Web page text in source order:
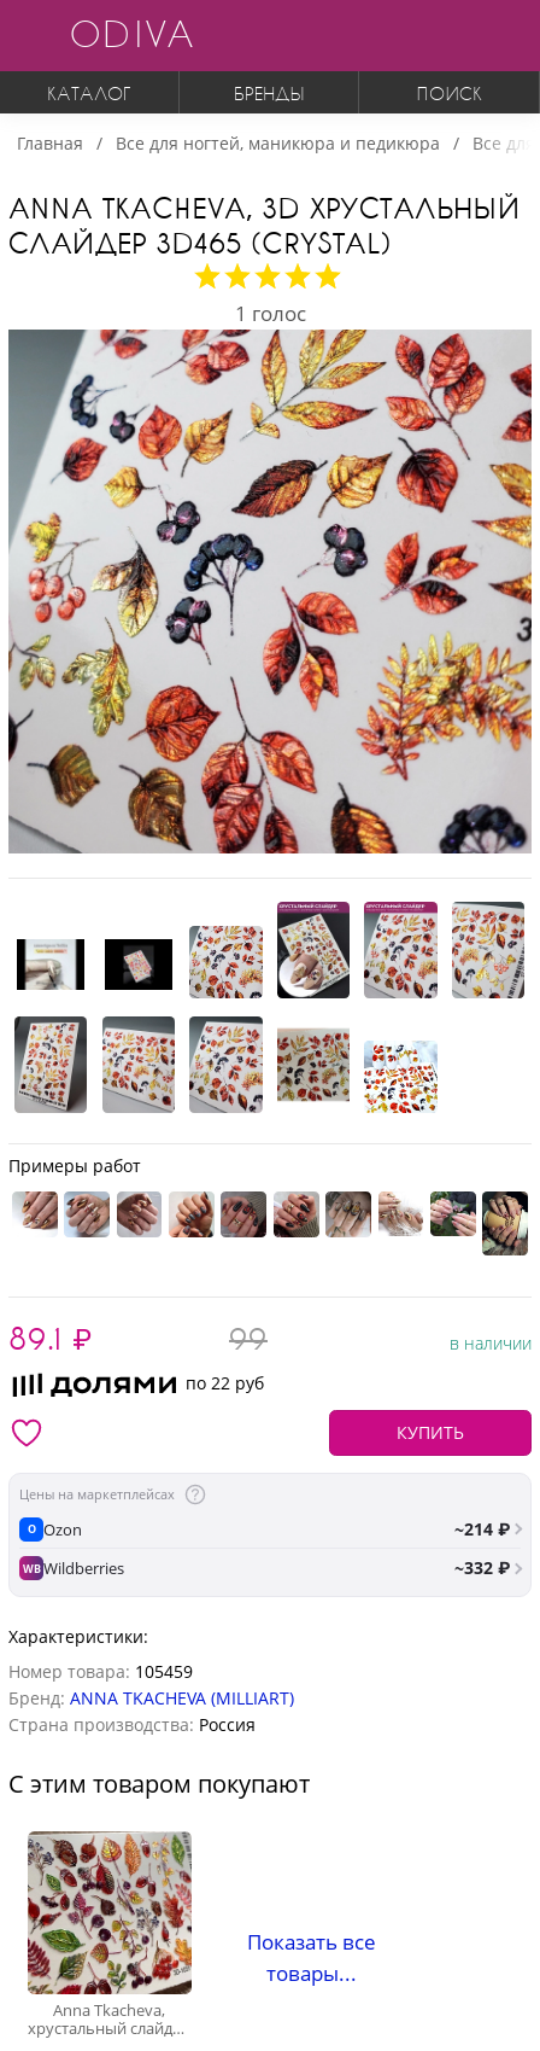
ODIVA
КАТАЛОГ БРЕНДЫ ПОИСК
Главная Все для ногтей, маникюра и педикюра Все
ANNA TKACHEVA, 3D ХРУСТАЛЬНЫЙ
СЛАЙДЕР 3D465 (CRYSTAL)
1 голос
Примеры работ
89.1 ₽ 99
в наличии
по 22 руб
КУПИТЬ
Цены на маркетплейсах
O Ozon ~214 ₽
WBWildberries ~332 ₽
Характеристики:
Номер товара: 105459
Бренд: ANNA TKACHEVA (MILLIART)
Страна производства: Россия
С этим товаром покупают
Anna Tkacheva,
хрустальный слайдер
Показать все
товары...